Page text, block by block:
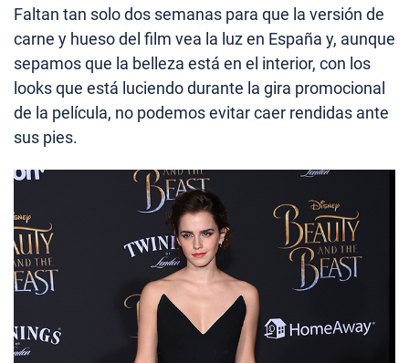
Faltan tan solo dos semanas para que la versión de
carne y hueso del film vea la luz en España y, aunque
sepamos que la belleza está en el interior, con los
looks que está luciendo durante la gira promocional
de la película, no podemos evitar caer rendidas ante
sus pies.